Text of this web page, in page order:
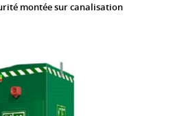
montée sur canalisation